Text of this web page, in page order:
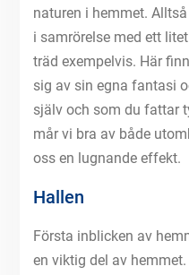
naturen i hemmet.
i samrörelse med ett
träd exempelvis. Här
sig av sin egna fantasi
själv och som du fattar
mår vi bra av både
oss en lugnande effekt.
Hallen
Första inblicken av
en viktig del av